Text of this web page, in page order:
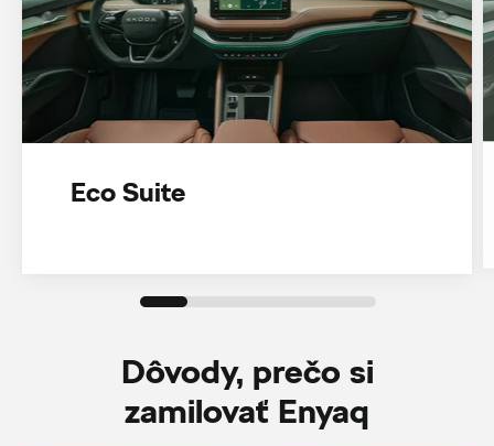
Eco Suite
Dôvody, prečo si
zamilovať Enyaq